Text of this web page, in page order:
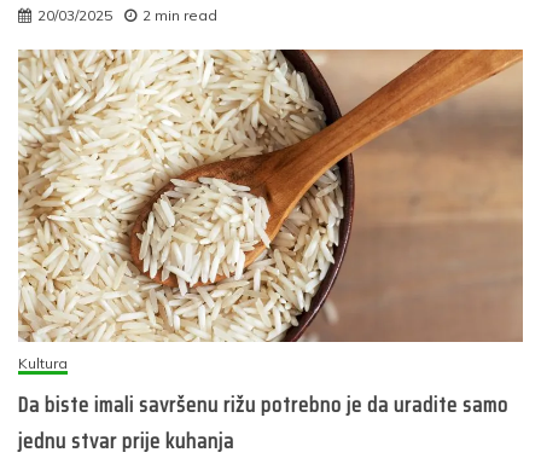
20/03/2025 2 min read
Kultura
Da biste imali savršenu rižu potrebno je da uradite samo
jednu stvar prije kuhanja